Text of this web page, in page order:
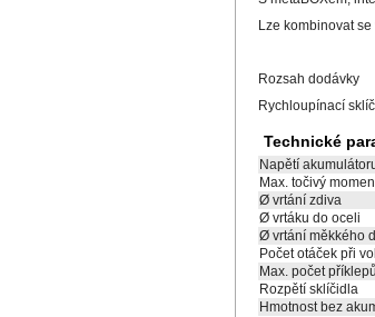
Lze kombinovat
Rozsah dodávky
Rychloupínací
Technické
Napětí
Max. točivý
Ø vrtání zdiva
Ø vrtáku do oceli
Ø vrtání měkkého
Počet otáček při
Max. počet příklepů
Rozpětí sklíčidla
Hmotnost bez